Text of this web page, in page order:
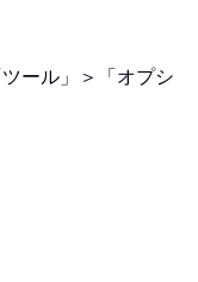
ール」＞「オプシ